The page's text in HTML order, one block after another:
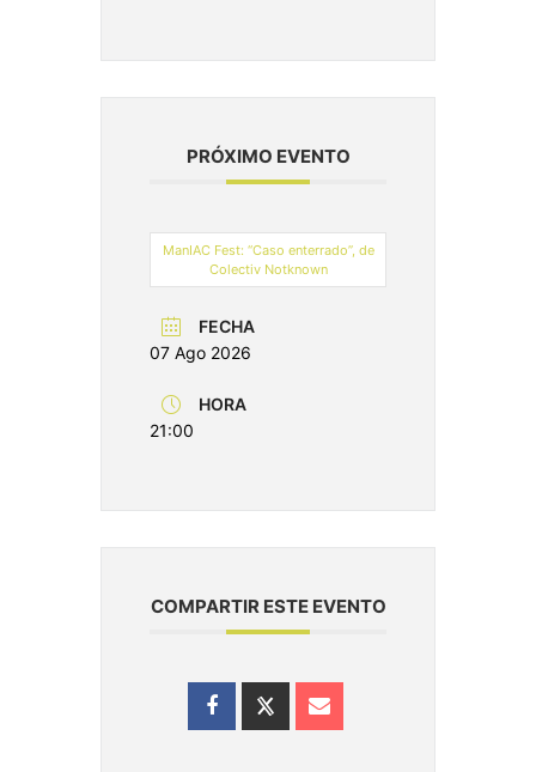
PRÓXIMO EVENTO
ManIAC Fest: “Caso enterrado”, de
Colectiv Notknown
FECHA
07 Ago 2026
HORA
21:00
COMPARTIR ESTE EVENTO